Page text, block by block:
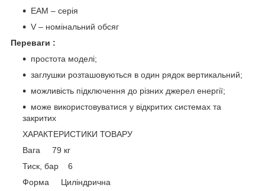
EAМ – серія
V – номінальний обсяг
Переваги :
простота моделі;
заглушки розташовуються в один рядок вертикальний;
можливість підключення до різних джерел енергії;
може використовуватися у відкритих системах та
закритих
ХАРАКТЕРИСТИКИ ТОВАРУ
Вага 79 кг
Тиск, бар 6
Форма Циліндрична